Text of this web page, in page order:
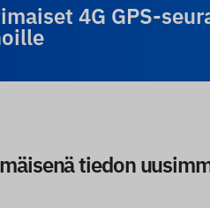
4G GPS-
tiedon